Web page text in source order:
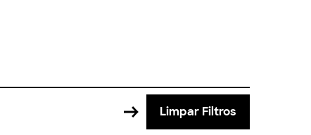
Limpar Filtros